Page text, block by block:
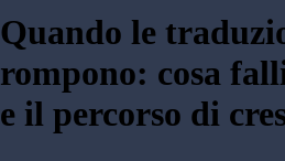
Quando le
rompono: cosa
e il percorso di